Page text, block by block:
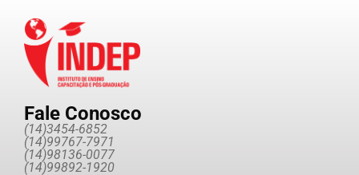
Fale Conosco
(14)3454-6852
(14)99767-7971
(14)98136-0077
(14)99892-1920